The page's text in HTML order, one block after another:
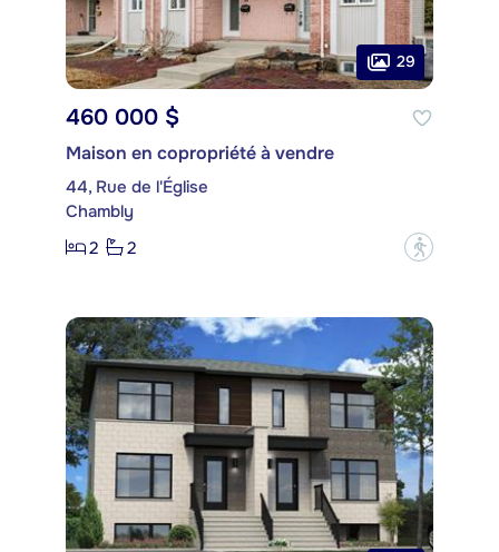
29
460 000 $
Maison en copropriété à vendre
44, Rue de l'Église
Chambly
2
2 ?